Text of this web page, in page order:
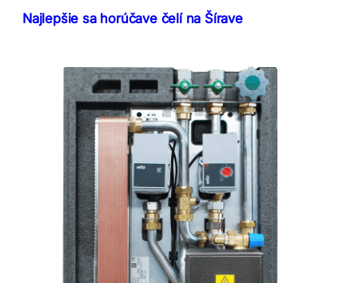
Najlepšie sa horúčave čelí na Šírave